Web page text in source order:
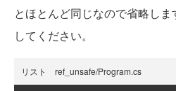
とほとんど同じなので省略し
してください。
リスト ref_unsafe/Program.cs